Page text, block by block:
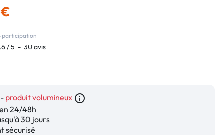
/5 - 30avis
produit volumineux info_outline
24/48h
30 jours
sécurisé